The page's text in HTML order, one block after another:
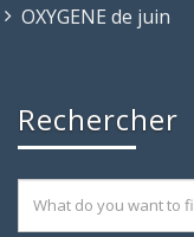
OXYGENE de juin
Rechercher